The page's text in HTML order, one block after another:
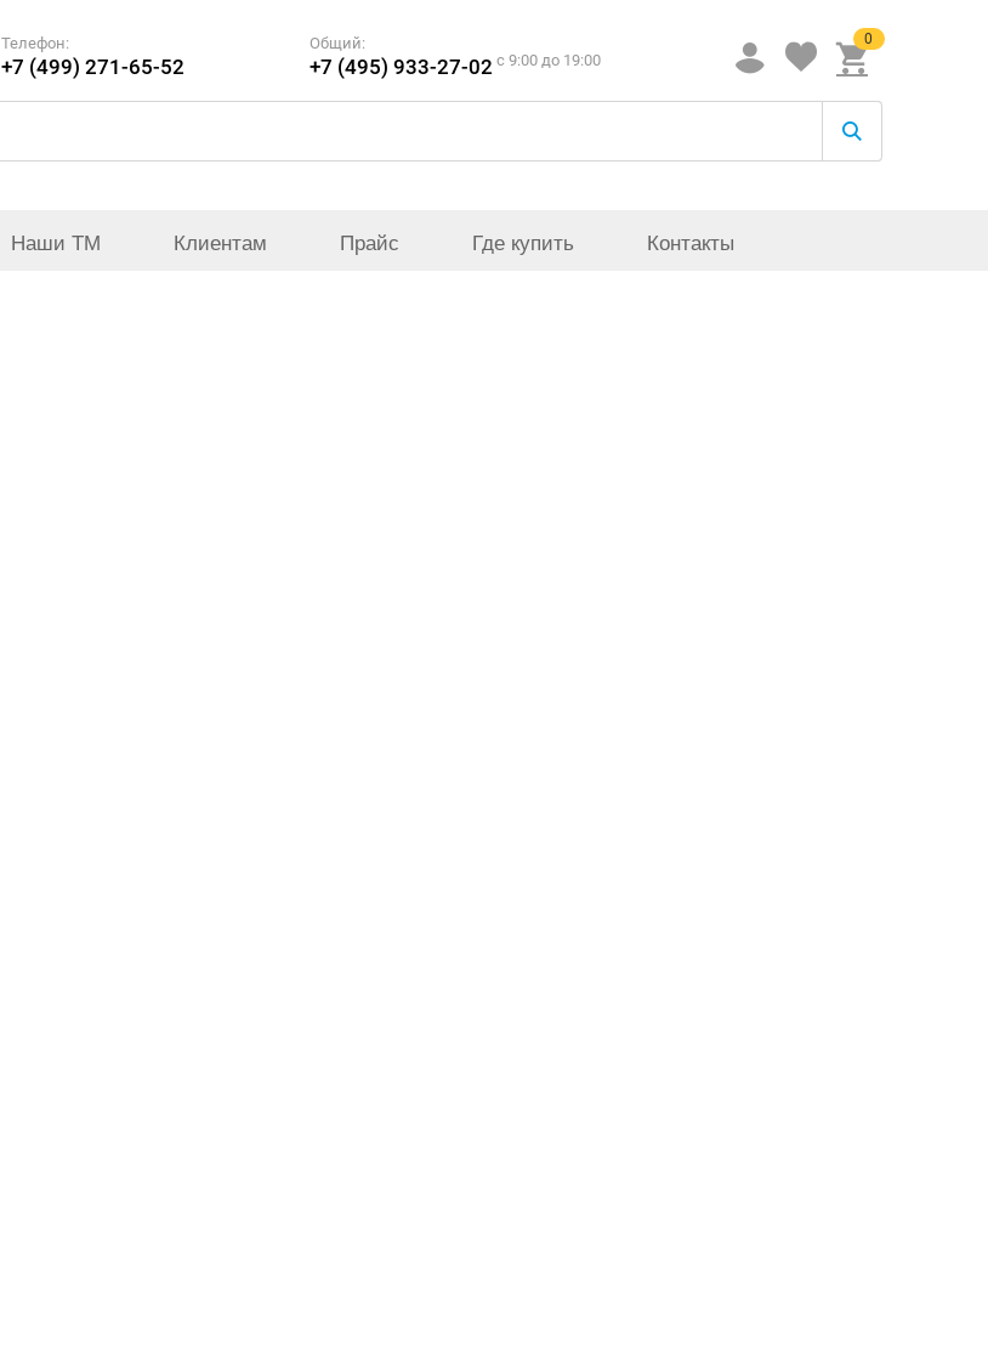
Телефон:
+7 (499) 271-65-52
Общий:
+7 (495) 933-27-02 c 9:00 до 19:00
0
Наши ТМ Клиентам Прайс Где купить Контакты